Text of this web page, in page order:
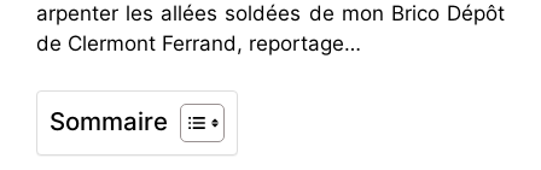
arpenter les allées soldées de mon Brico Dépôt
de Clermont Ferrand, reportage…
Sommaire